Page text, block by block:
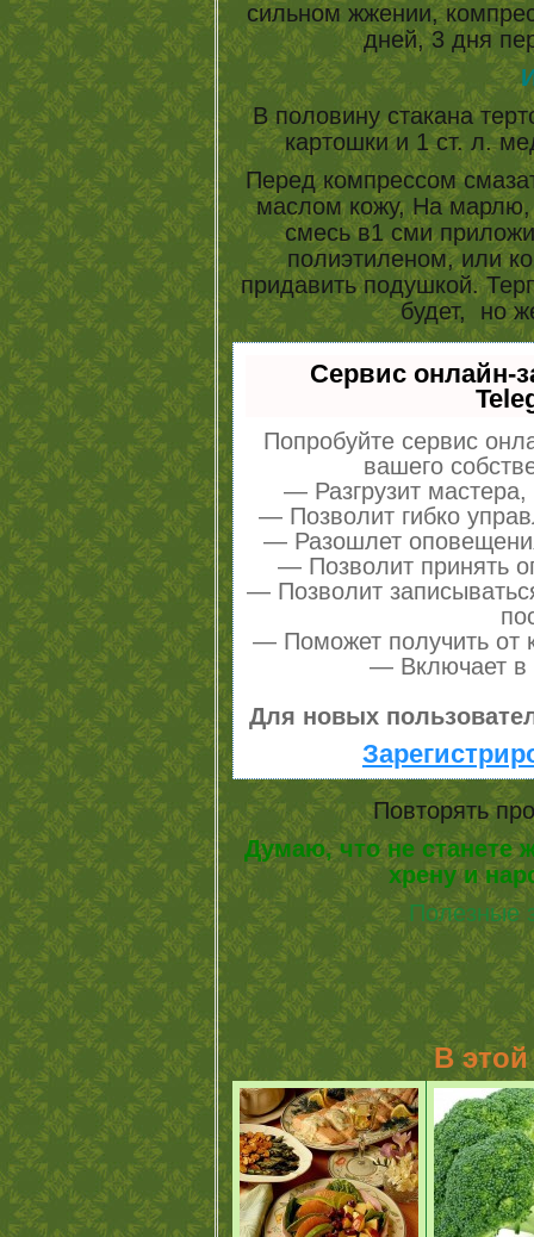
сильном жжении,
дней, 3 дня
В половину стакана
картошки и 1 ст. л.
Перед компрессом
маслом кожу, На марлю,
смесь в1 сми
полиэтиленом, или
придавить подушкой.
будет, но
Сервис онлайн-
Попробуйте сервис
вашего
— Разгрузит
— Позволит гибко
— Разошлет
— Позволит принять
— Позволит
— Поможет получить от
— Включает в
Для новых
Повторять
Думаю, что не станете
хрену и
Полезные
В